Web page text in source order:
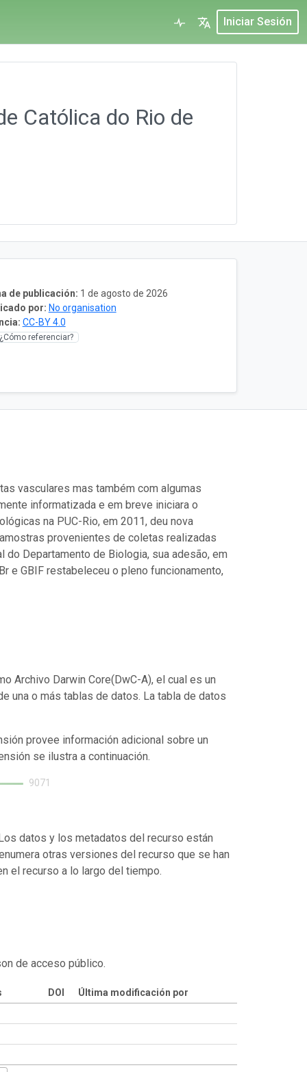
Iniciar Sesión
Católica do Rio de
de publicación: 1 de agosto de 2026
por: No organisation
CC-BY 4.0
referenciar?
vasculares mas também com algumas
informatizada e em breve iniciara o
na PUC-Rio, em 2011, deu nova
provenientes de coletas realizadas
Departamento de Biologia, sua adesão, em
e GBIF restabeleceu o pleno funcionamento,
Archivo Darwin Core(DwC-A), el cual es un
una o más tablas de datos. La tabla de datos
provee información adicional sobre un
se ilustra a continuación.
9071
datos y los metadatos del recurso están
otras versiones del recurso que se han
el recurso a lo largo del tiempo.
de acceso público.
DOI Última modificación por